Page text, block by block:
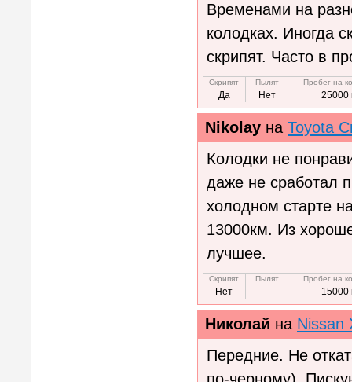
Временами на
колодках. Иногда
скрипят. Часто в
Скрипят
Да
Пылят
Нет
Пробег на
25000
Nikolay на Toyota
Колодки не
даже не сработал
холодном старте
13000км. Из
лучшее.
Скрипят
Нет
Пылят
-
Пробег на
15000
Николай на Nissan
Передние. Не